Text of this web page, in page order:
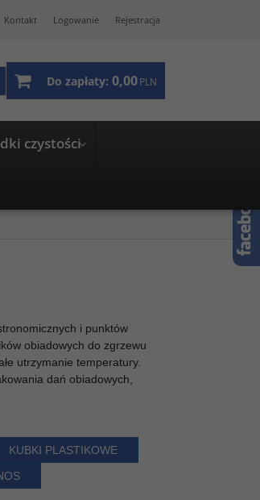
Kontakt Logowanie Rejestracja
Do zapłaty: 0,00PLN
czystości
i punktów
obiadowych do zgrzewu
utrzymanie temperatury.
dań obiadowych,
KUBKI PLASTIKOWE